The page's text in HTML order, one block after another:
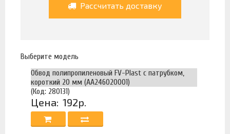
Рассчитать доставку
Выберите модель
Обвод полипропиленовый FV-Plast с патрубком,
короткий 20 мм (AA246020001)
(Код: 280131)
Цена: 192р.